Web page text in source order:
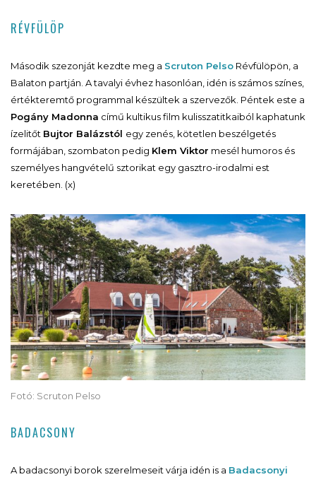
RÉVFÜLÖP
Második szezonját kezdte meg a Scruton Pelso Révfülöpön, a
Balaton partján. A tavalyi évhez hasonlóan, idén is számos színes,
értékteremtő programmal készültek a szervezők. Péntek este a
Pogány Madonna című kultikus film kulisszatitkaiból kaphatunk
ízelitőt Bujtor Balázstól egy zenés, kötetlen beszélgetés
formájában, szombaton pedig Klem Viktor mesél humoros és
személyes hangvételű sztorikat egy gasztro-irodalmi est
keretében. (x)
Fotó: Scruton Pelso
BADACSONY
A badacsonyi borok szerelmeseit várja idén is a Badacsonyi